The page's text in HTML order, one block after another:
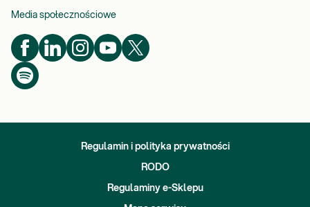
Media społecznościowe
Regulamin i polityka prywatności
RODO
Regulaminy e-Sklepu